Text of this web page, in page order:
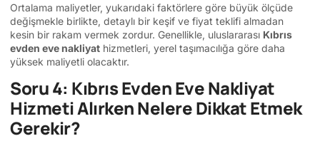
Ortalama maliyetler, yukarıdaki faktörlere göre büyük ölçüde
değişmekle birlikte, detaylı bir keşif ve fiyat teklifi almadan
kesin bir rakam vermek zordur. Genellikle, uluslararası Kıbrıs
evden eve nakliyat hizmetleri, yerel taşımacılığa göre daha
yüksek maliyetli olacaktır.
Soru 4: Kıbrıs Evden Eve Nakliyat
Hizmeti Alırken Nelere Dikkat Etmek
Gerekir?